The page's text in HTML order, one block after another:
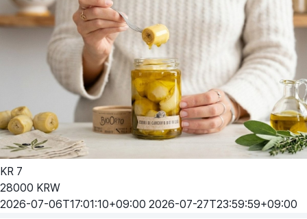
KR 7
28000 KRW
2026-07-06T17:01:10+09:00 2026-07-27T23:59:59+09:00